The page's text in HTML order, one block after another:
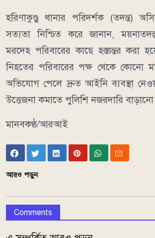
হরিণাকুণ্ডু থানার পরিদর্শক (তদন্ত)
সত্যতা নিশ্চিত করে জানান,
মরদেহ পরিবারের কাছে হস্তান্তর করা
নিহতের পরিবারের পক্ষ থেকে কোনো
অভিযোগ পেলে দ্রুত আইনি ব্যবস্থা
উত্তেজনা কমাতে পুলিশি নজরদারি
মানবকণ্ঠ/আরআই
আরও পড়ুন
Comments